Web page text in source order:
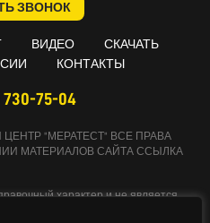
ЗВОНОК
ВИДЕО
СКАЧАТЬ
КОНТАКТЫ
730-75-04
ЦЕНТР "МЕРАТЕСТ" ВСЕ ПРАВА
МАТЕРИАЛОВ САЙТА ССЫЛКА
характер и не является